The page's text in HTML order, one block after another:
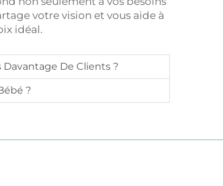
votre vision et vous aide à
idéal.
De Clients ?
?